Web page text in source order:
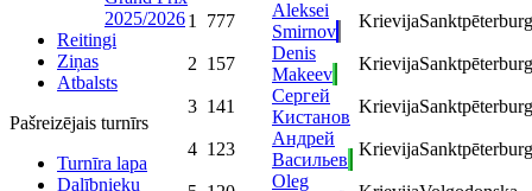
2025/2026
Reitingi
Ziņas
Atbalsts
Pašreizējais turnīrs
Turnīra lapa
Dalībnieku
1 777
Aleksei
Smirnov
Krievija
2 157
Denis
Makeev
Krievija
3 141
Сергей
Кистанов
Krievija
4 123
Андрей
Васильев
Krievija
Oleg